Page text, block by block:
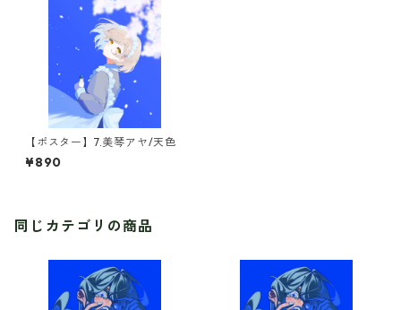
【ポスター】7.美琴アヤ/天色
¥890
同じカテゴリの商品